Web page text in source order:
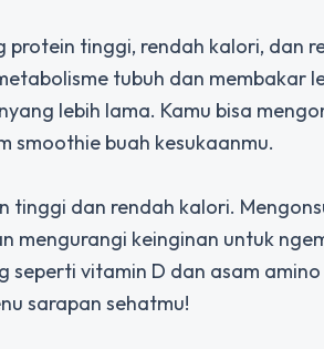
protein tinggi, rendah kalori, dan
tubuh dan membakar
lebih lama. Kamu bisa
smoothie buah kesukaanmu.
tinggi dan rendah kalori.
mengurangi keinginan untuk
seperti vitamin D dan asam
sarapan sehatmu!